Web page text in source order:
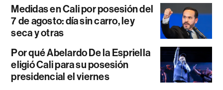
Medidas en Cali por posesión del
7 de agosto: día sin carro, ley
seca y otras
Por qué Abelardo De la Espriella
eligió Cali para su posesión
presidencial el viernes